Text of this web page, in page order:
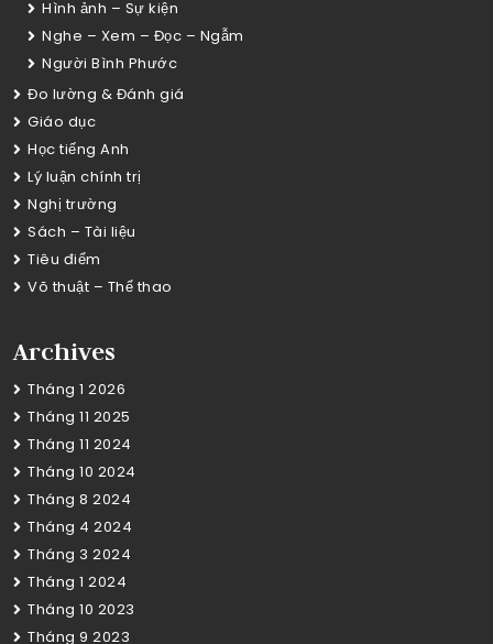
Hình ảnh – Sự kiện
Nghe – Xem – Đọc – Ngẫm
Người Bình Phước
Đo lường & Đánh giá
Giáo dục
Học tiếng Anh
Lý luận chính trị
Nghị trường
Sách – Tài liệu
Tiêu điểm
Võ thuật – Thể thao
Archives
Tháng 1 2026
Tháng 11 2025
Tháng 11 2024
Tháng 10 2024
Tháng 8 2024
Tháng 4 2024
Tháng 3 2024
Tháng 1 2024
Tháng 10 2023
Tháng 9 2023